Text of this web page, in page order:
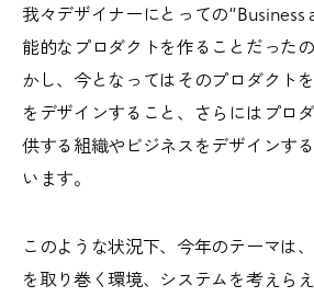
我々デザイナーにとっての“Business
能的なプロダクトを作ることだった
かし、今となってはそのプロダクト
をデザインすること、さらにはプロ
供する組織やビジネスをデザインす
います。
このような状況下、今年のテーマは
を取り巻く環境、システムを考えら